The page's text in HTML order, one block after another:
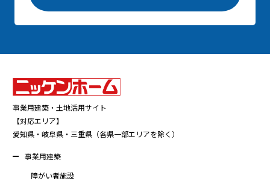
事業用建築・土地活用サイト
【対応エリア】
愛知県・岐阜県・三重県（各県一部エリアを除く）
事業用建築
障がい者施設